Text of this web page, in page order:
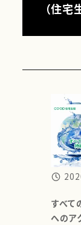
（住
すべて
へのア